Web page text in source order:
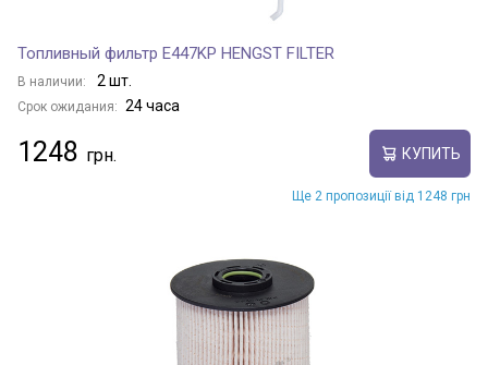
Топливный фильтр E447KP HENGST FILTER
В наличии: 2 шт.
Срок ожидания: 24 часа
1248 КУПИТЬ
Ще 2 пропозиції від 1248 грн